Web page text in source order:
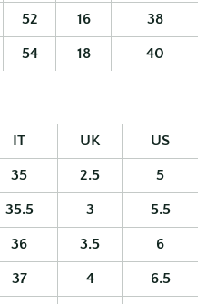
52 16 38
54 18 40
IT UK US
35 2.5 5
35.5 3 5.5
36 3.5 6
37 4 6.5